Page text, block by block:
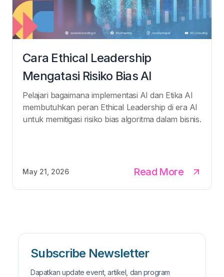
Cara Ethical Leadership
Mengatasi Risiko Bias AI
Pelajari bagaimana implementasi AI dan Etika AI
membutuhkan peran Ethical Leadership di era AI
untuk memitigasi risiko bias algoritma dalam bisnis.
May 21, 2026 Read More
Subscribe Newsletter
Dapatkan update event, artikel, dan program